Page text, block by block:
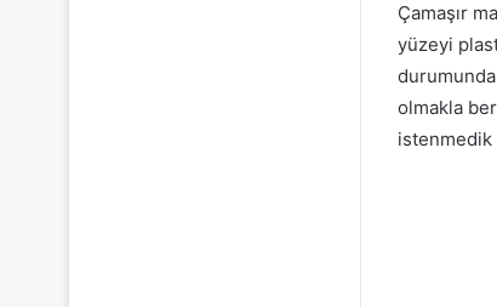
Çamaşır
yüzeyi
olmakla
istenmedik